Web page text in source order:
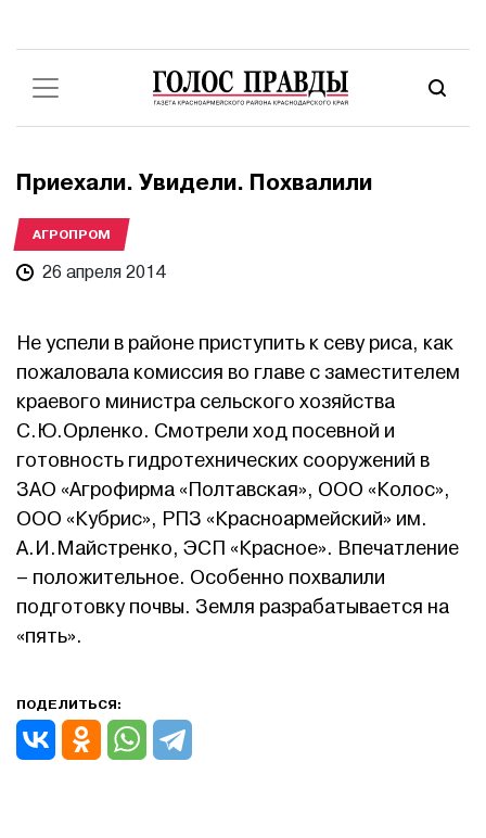
Приехали. Увидели. Похвалили
АГРОПРОМ
26 апреля 2014
Не успели в районе приступить к севу риса, как
пожаловала комиссия во главе с заместителем
краевого министра сельского хозяйства
С.Ю.Орленко. Смотрели ход посевной и
готовность гидротехнических сооружений в
ЗАО «Агрофирма «Полтавская», ООО «Колос»,
ООО «Кубрис», РПЗ «Красноармейский» им.
А.И.Майстренко, ЭСП «Красное». Впечатление
– положительное. Особенно похвалили
подготовку почвы. Земля разрабатывается на
«пять».
ПОДЕЛИТЬСЯ: